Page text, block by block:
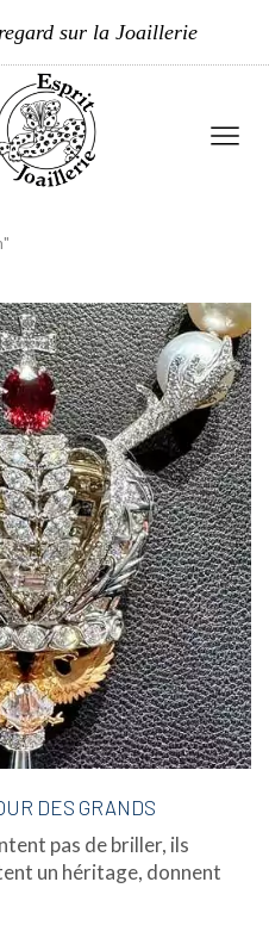
sur la Joaillerie
DES GRANDS
pas de briller, ils
un héritage, donnent